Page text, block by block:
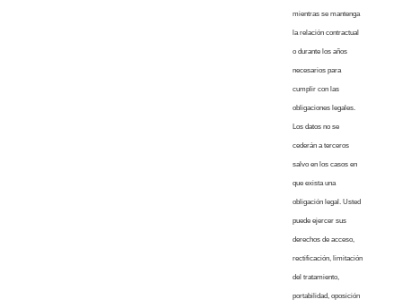
mientras se mantenga
la relación contractual
o durante los años
necesarios para
cumplir con las
obligaciones legales.
Los datos no se
cederán a terceros
salvo en los casos en
que exista una
obligación legal. Usted
puede ejercer sus
derechos de acceso,
rectificación, limitación
del tratamiento,
portabilidad, oposición